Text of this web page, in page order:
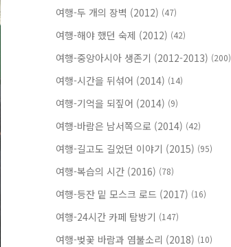
여행-두 개의 장벽 (2012) (47)
여행-해야 했던 숙제 (2012) (42)
여행-중앙아시아 생존기 (2012-2013) (200)
여행-시간을 뒤섞어 (2014) (14)
여행-기억을 되짚어 (2014) (9)
여행-바람은 남서쪽으로 (2014) (42)
여행-길고도 길었던 이야기 (2015) (95)
여행-복습의 시간 (2016) (78)
여행-등잔 밑 모스크 로드 (2017) (16)
여행-24시간 카페 탐방기 (147)
여행-벚꽃 바람과 염불소리 (2018) (10)